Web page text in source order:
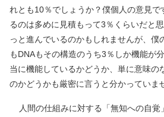
れとも10％でしょうか？僕個人の意見で
るのは多めに見積もって3％くらいだと
っと進んでいるのかもしれませんが、僕
もDNAもその構造のうち3％しか機能が
当に機能しているかどうか、単に意味の
のかどうかも厳密に言うと分かっていま
人間の仕組みに対する「無知への自覚